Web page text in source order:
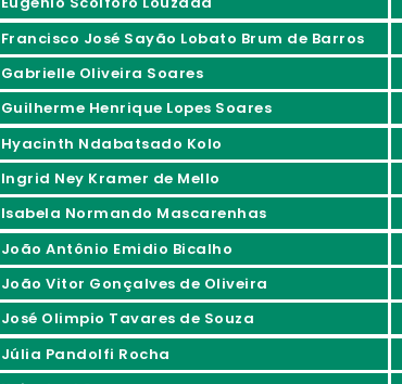
Francisco José Sayão Lobato Brum de Barros
Gabrielle Oliveira Soares
Guilherme Henrique Lopes Soares
Hyacinth Ndabatsado Kolo
Ingrid Ney Kramer de Mello
Isabela Normando Mascarenhas
João Antônio Emidio Bicalho
João Vitor Gonçalves de Oliveira
José Olimpio Tavares de Souza
Júlia Pandolfi Rocha